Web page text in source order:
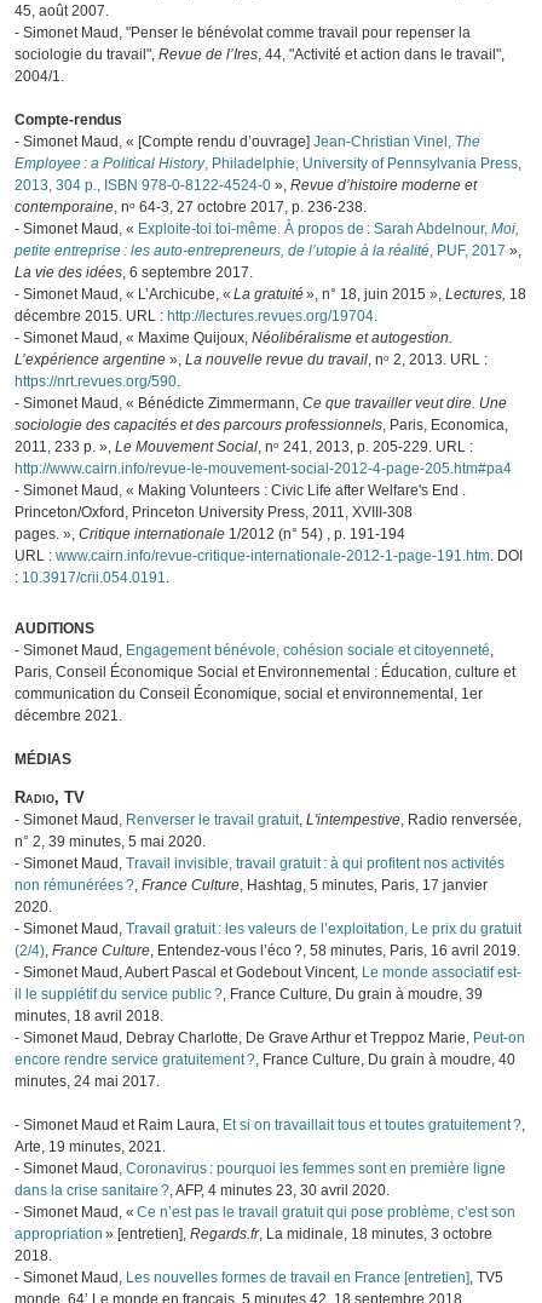
45, août 2007.
- Simonet Maud, "Penser le bénévolat comme travail pour repenser la
sociologie du travail", Revue de l’Ires, 44, "Activité et action dans le travail",
2004/1.
Compte-rendus
- Simonet Maud, « [Compte rendu d’ouvrage] Jean-Christian Vinel, The
Employee : a Political History, Philadelphie, University of Pennsylvania Press,
2013, 304 p., ISBN 978-0-8122-4524-0 », Revue d’histoire moderne et
contemporaine, nᵒ 64-3, 27 octobre 2017, p. 236-238.
- Simonet Maud, « Exploite-toi toi-même. À propos de : Sarah Abdelnour, Moi,
petite entreprise : les auto-entrepreneurs, de l’utopie à la réalité, PUF, 2017 »,
La vie des idées, 6 septembre 2017.
- Simonet Maud, « L’Archicube, « La gratuité», n° 18, juin 2015 », Lectures, 18
décembre 2015. URL : http://lectures.revues.org/19704.
- Simonet Maud, « Maxime Quijoux, Néolibéralisme et autogestion.
L’expérience argentine », La nouvelle revue du travail, nᵒ 2, 2013. URL :
https://nrt.revues.org/590.
- Simonet Maud, « Bénédicte Zimmermann, Ce que travailler veut dire. Une
sociologie des capacités et des parcours professionnels, Paris, Economica,
2011, 233 p. », Le Mouvement Social, nᵒ 241, 2013, p. 205‑229. URL :
http://www.cairn.info/revue-le-mouvement-social-2012-4-page-205.htm#pa4
- SimonetMaud, « Making Volunteers : Civic Life after Welfare's End .
Princeton/Oxford, Princeton University Press, 2011, XVIII-308
pages. », Critique internationale 1/2012 (n° 54) , p. 191-194
URL : www.cairn.info/revue-critique-internationale-2012-1-page-191.htm. DOI
: 10.3917/crii.054.0191.
AUDITIONS
- Simonet Maud, Engagement bénévole, cohésion sociale et citoyenneté,
Paris, Conseil Économique Social et Environnemental : Éducation, culture et
communication du Conseil Économique, social et environnemental, 1er
décembre 2021.
MÉDIAS
Radio, TV
- Simonet Maud, Renverser le travail gratuit L'intempestive , Radio renversée,
n° 2, 39 minutes, 5 mai 2020.
- Simonet Maud, Travail invisible, travail gratuit : à qui profitent nos activités
non rémunérées ? France Culture , Hashtag, 5 minutes, Paris, 17 janvier
2020.
- Simonet Maud, Travail gratuit : les valeurs de l’exploitation, Le prix du gratuit
(2/4) France Culture , Entendez-vous l’éco ?, 58 minutes, Paris, 16 avril 2019.
- Simonet Maud, Aubert Pascal et Godebout Vincent, Le monde associatif est-
il le supplétif du service public ? , France Culture, Du grain à moudre, 39
minutes, 18 avril 2018.
- Simonet Maud, Debray Charlotte, De Grave Arthur et Treppoz Marie, Peut-on
encore rendre service gratuitement ? , France Culture, Du grain à moudre, 40
minutes, 24 mai 2017.
- Simonet Maud et Raim Laura, Et si on travaillait tous et toutes gratuitement ?
Arte, 19 minutes, 2021.
- Simonet Maud, Coronavirus : pourquoi les femmes sont en première ligne
dans la crise sanitaire ? , AFP, 4 minutes 23, 30 avril 2020.
- Simonet Maud, « Ce n’est pas le travail gratuit qui pose problème, c’est son
appropriation » [entretien], Regards.fr, La midinale, 18 minutes, 3 octobre
2018.
- Simonet Maud, Les nouvelles formes de travail en France [entretien] , TV5
monde, 64’ Le monde en français, 5 minutes 42, 18 septembre 2018.